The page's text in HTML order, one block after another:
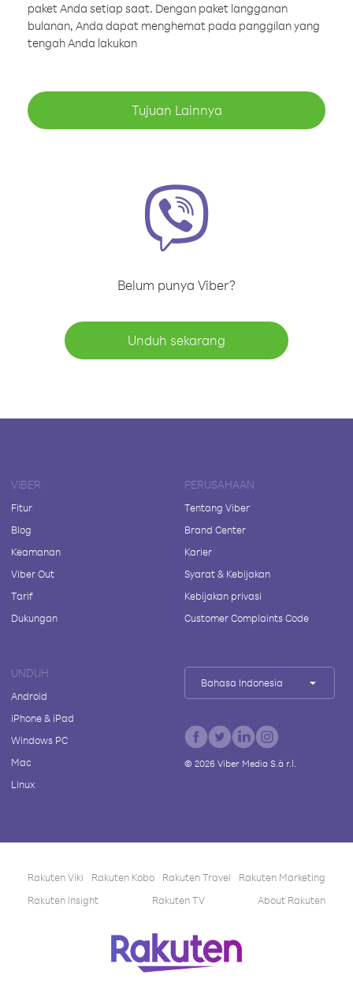
paket Anda setiap saat. Dengan paket langganan
bulanan, Anda dapat menghemat pada panggilan yang
tengah Anda lakukan
Tujuan Lainnya
Belum punya Viber?
Unduh sekarang
VIBER
Fitur
Blog
Keamanan
Viber Out
Tarif
Dukungan
PERUSAHAAN
Tentang Viber
Brand Center
Karier
Syarat & Kebijakan
Kebijakan privasi
Customer Complaints Code
UNDUH
Android
iPhone & iPad
Windows PC
Mac
Linux
Bahasa Indonesia
© 2026Viber Media S.à r.l.
Rakuten Viki Rakuten Kobo Rakuten Travel
Rakuten Marketing
Rakuten Insight
Rakuten TV About Rakuten